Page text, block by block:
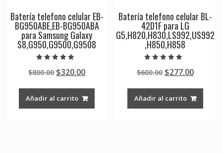
Batería telefono celular EB-
BG950ABE,EB-BG950ABA
para Samsung Galaxy
S8,G950,G9500,G9508
5.00
de 5
$800.00 Original
was:
$800.00.
$320.00Current
$320.00.
Añadir al carrito
Batería telefono celular BL-
42D1F para LG
G5,H820,H830,LS992,US992
,H850,H858
5.00
de 5
$600.00 Original
was:
$600.00.
$277.00
Añadir al carrito